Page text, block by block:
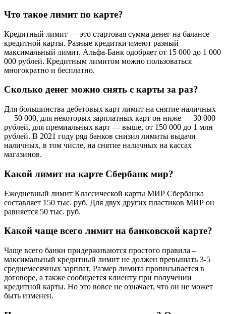
Что такое лимит по карте?
Кредитный лимит — это стартовая сумма денег на балансе
кредитной карты. Разные кредитки имеют разный
максимальный лимит. Альфа⁠-⁠Банк одобряет от 15 000 до 1 000
000 рублей. Кредитным лимитом можно пользоваться
многократно и бесплатно.
Сколько денег можно снять с карты за раз?
Для большинства дебетовых карт лимит на снятие наличных
— 50 000, для некоторых зарплатных карт он ниже — 30 000
рублей, для премиальных карт — выше, от 150 000 до 1 млн
рублей. В 2021 году ряд банков снизил лимиты выдачи
наличных, в том числе, на снятие наличных на кассах
магазинов.
Какой лимит на карте Сбербанк мир?
Ежедневный лимит Классической карты МИР Сбербанка
составляет 150 тыс. руб. Для двух других пластиков МИР он
равняется 50 тыс. руб.
Какой чаще всего лимит на банковской карте?
Чаще всего банки придерживаются простого правила –
максимальный кредитный лимит не должен превышать 3-5
среднемесячных зарплат. Размер лимита прописывается в
договоре, а также сообщается клиенту при получении
кредитной карты. Но это вовсе не означает, что он не может
быть изменен.